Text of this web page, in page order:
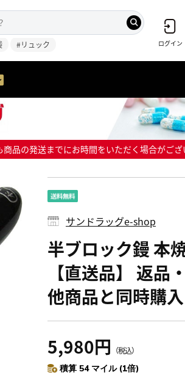
#リュック ログイン
の発送までにお時間をいただく場合がござ
サンドラッグe-shop
半ブロック鏝 本
【直送品】 返品
他商品と同時購
5,980円 （税込）
積算 54 マイル (1倍)